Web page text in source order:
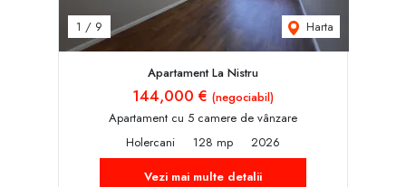
1 / 9 Harta
Apartament La Nistru
144,000 € (negociabil)
Apartament cu 5 camere de vânzare
Holercani
128 mp
2026
Vezi mai multe detalii